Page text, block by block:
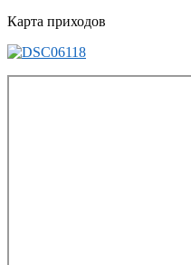
Карта приходов